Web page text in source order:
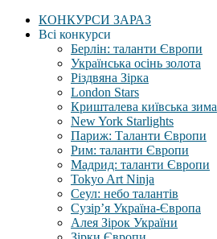
КОНКУРСИ ЗАРАЗ
Всі конкурси
Берлін: таланти Європи
Українська осінь золота
Різдвяна Зірка
London Stars
Кришталева київська зима
New York Starlights
Париж: Таланти Європи
Рим: таланти Європи
Мадрид: таланти Європи
Tokyo Art Ninja
Сеул: небо талантів
Сузір’я Україна-Європа
Алея Зірок України